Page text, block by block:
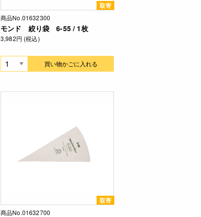
取寄
商品No.01632300
モンド 絞り袋 6-55 / 1枚
3,982円 (税込)
買い物かごに入れる
取寄
商品No.01632700